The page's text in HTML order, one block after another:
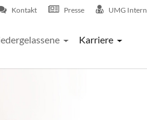
Kontakt Presse UMG Intern
Karriere